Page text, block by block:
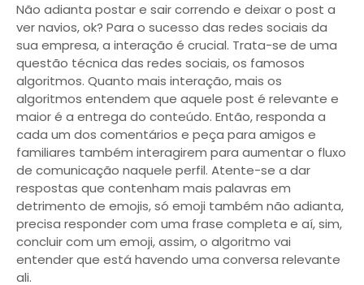
Não adianta postar e sair correndo e deixar o post a
ver navios, ok? Para o sucesso das redes sociais da
sua empresa, a interação é crucial. Trata-se de uma
questão técnica das redes sociais, os famosos
algoritmos. Quanto mais interação, mais os
algoritmos entendem que aquele post é relevante e
maior é a entrega do conteúdo. Então, responda a
cada um dos comentários e peça para amigos e
familiares também interagirem para aumentar o fluxo
de comunicação naquele perfil. Atente-se a dar
respostas que contenham mais palavras em
detrimento de emojis, só emoji também não adianta,
precisa responder com uma frase completa e aí, sim,
concluir com um emoji, assim, o algoritmo vai
entender que está havendo uma conversa relevante
ali.